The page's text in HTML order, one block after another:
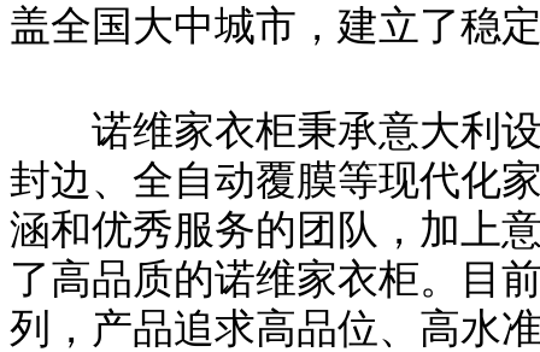
盖全国大中城市，建立了稳
诺维家衣柜秉承意大利设
封边、全自动覆膜等现代化
涵和优秀服务的团队，加上
了高品质的诺维家衣柜。目
列，产品追求高品位、高水